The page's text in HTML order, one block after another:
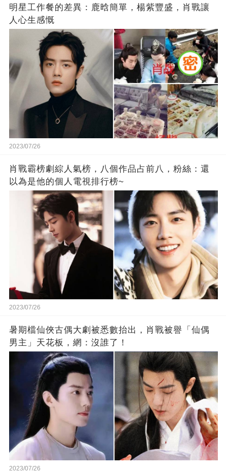
明星工作餐的差異：鹿晗簡單，楊紫豐盛，肖戰讓
人心生感慨
2023/07/26
肖戰霸榜劇綜人氣榜，八個作品占前八，粉絲：還
以為是他的個人電視排行榜~
2023/07/26
暑期檔仙俠古偶大劇被悉數抬出，肖戰被譽「仙偶
男主」天花板，網：沒誰了！
2023/07/26